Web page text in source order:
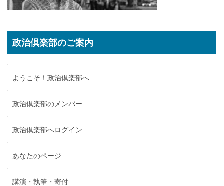
政治倶楽部のご案内
ようこそ！政治倶楽部へ
政治倶楽部のメンバー
政治倶楽部へログイン
あなたのページ
講演・執筆・寄付